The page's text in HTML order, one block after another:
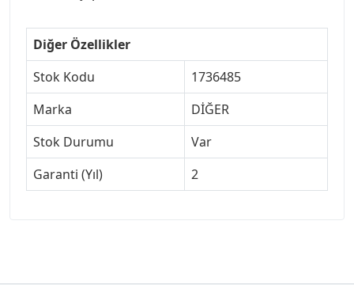
Diğer Özellikler
Stok Kodu
1736485
Marka
DİĞER
Stok Durumu
Var
Garanti (Yıl)
2